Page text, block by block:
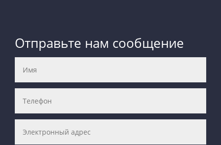
Отправьте нам сообщение